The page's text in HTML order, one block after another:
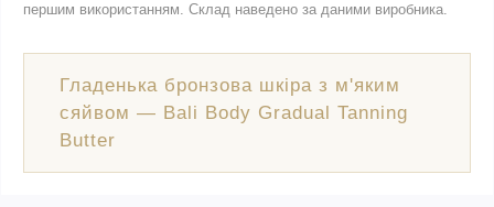
першим використанням. Склад наведено за даними виробника.
Гладенька бронзова шкіра з м'яким
сяйвом — Bali Body Gradual Tanning
Butter